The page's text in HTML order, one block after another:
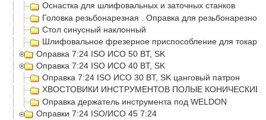
Оснастка для шлифовальных и заточных станков
Головка резьбонарезная . Оправка для резьбонарезной
Стол синусный наклонный
Шлифовальное фрезерное приспособление для
Оправка 7:24 ISO ИСО 50 BT, SK
Оправка 7:24 ISO ИСО 40 BT, SK
Оправка 7:24 ISO ИСО 30 BT, SK цанговый патрон
ХВОСТОВИКИ ИНСТРУМЕНТОВ ПОЛЫЕ КОНИЧЕСКИЕ
Оправка держатель инструмента под WELDON
Оправки 7:24 ISO/ИСО 45 7:24